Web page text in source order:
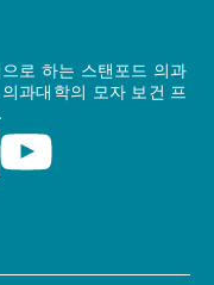
로 하는 스탠포드 의과
과대학의 모자 보건 프